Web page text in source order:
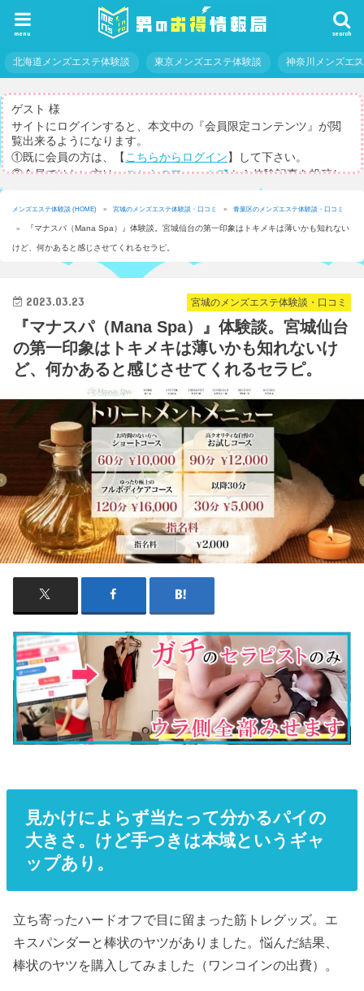
search
menu
北海道メンズエステ体験談 東京メンズエステ体験談 神奈川メンズエ
ゲスト 様
サイトにログインすると、本文中の『会員限定コンテンツ』が閲
覧出来るようになります。
①既に会員の方は、【 こちらからログイン 】して下さい。
②会員ではない方は、こちらのフォーム
から体験記事を投稿し
てログインパスを取得して下さい。
※体験記事が書けない方や、すべての記事を閲覧したい方のため
メンズエステ体験談 (HOME) » 宮城のメンズエステ体験談・口コミ » 青葉区のメンズエステ体験談・口コミ
» 『マナスパ（Mana Spa）』体験談。宮城仙台の第一印象はトキメキは薄いかも知れない
けど、何かあると感じさせてくれるセラピ。
宮城のメンズエステ体験談・口コミ
2023.03.23
『マナスパ（Mana Spa）』体験談。宮城仙台
の第一印象はトキメキは薄いかも知れないけ
ど、何かあると感じさせてくれるセラピ。
見かけによらず当たって分かるパイの
大きさ。けど手つきは本域というギャ
ップあり。
立ち寄ったハードオフで目に留まった筋トレグッズ。エ
キスパンダーと棒状のヤツがありました。悩んだ結果、
棒状のヤツを購入してみました（ワンコインの出費）。